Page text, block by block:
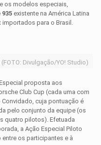
os modelos especiais,
existente na América Latina
importados para o Brasil.
Divulgação/YO! Studio)
proposta aos
Club Cup (cada uma com
cuja pontuação é
pelo conjunto da equipe (os
quatro pilotos). Efetuada
a Ação Especial Piloto
os participantes e à